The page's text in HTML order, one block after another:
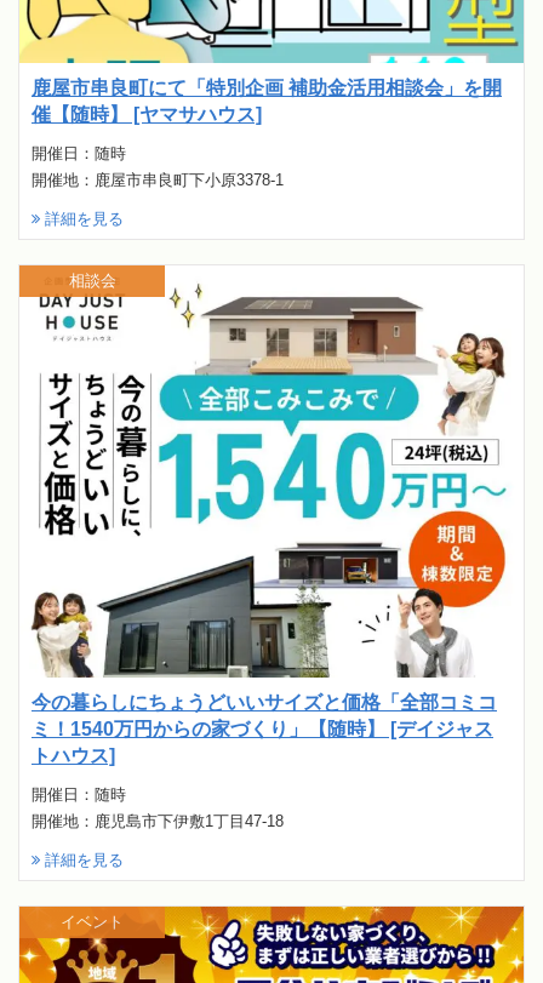
鹿屋市串良町にて「特別企画 補助金活用相談会」を開
催【随時】 [ヤマサハウス]
開催日：随時
開催地：鹿屋市串良町下小原3378-1
詳細を見る
今の暮らしにちょうどいいサイズと価格「全部コミコ
ミ！1540万円からの家づくり」【随時】 [デイジャス
トハウス]
開催日：随時
開催地：鹿児島市下伊敷1丁目47-18
詳細を見る
相談会
イベント